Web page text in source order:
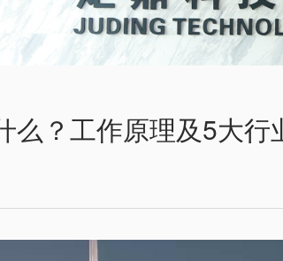
么？工作原理及5大行